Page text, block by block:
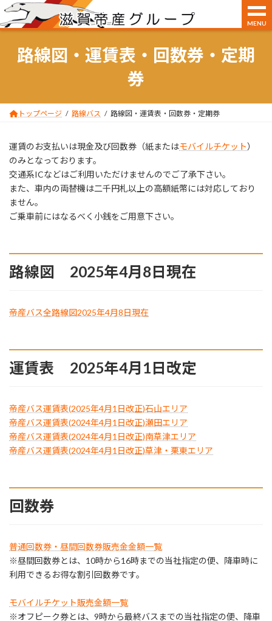
路線図・運賃表・回数券・定期
券
トップページ 路線バス 路線図・運賃表・回数券・定期券
運賃のお支払いは現金及び回数券（紙またはモバイルチケット）
のみとなっております。
交通系ICなどはご利用いただけませんのでご了承下さい。
また、車内の両替機は二千円札以上の高額紙幣には対応しており
ません。
ご乗車前にはなるべく小銭をご用意下さい。
路線図 2025年4月8日現在
帝産バス全路線図2025年4月8日現在
運賃表 2025年4月1日改定
帝産バス運賃表(2025年4月1日改正)石山エリア
帝産バス運賃表(2024年4月1日改正)瀬田エリア
帝産バス運賃表(2024年4月1日改正)南草津エリア
帝産バス運賃表(2024年4月1日改正)草津・栗東エリア
回数券
普通回数券・昼間回数券販売金金額一覧
※昼間回数券とは、10時から16時までの当社指定の便、降車時に
利用できるお得な割引回数券です。
モバイルチケット販売金額一覧
※オフピーク券とは、9時から最終バスまでの当社指定の便、降車
MENU